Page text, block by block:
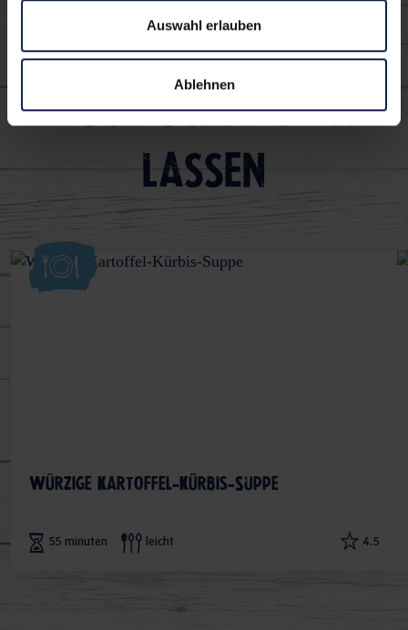
Auswahl erlauben
Ablehnen
Die können sich
auch schmecken
lassen
Würzige Kartoffel-Kürbis-Suppe
55 minuten leicht 4.5